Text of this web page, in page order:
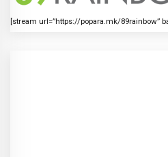
[stream url=”https://popara.mk/89rainbow”